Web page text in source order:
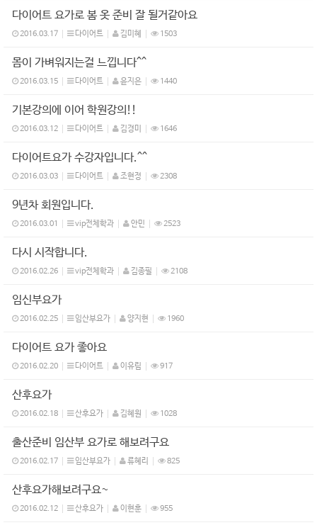
다이어트 요가로 봄 옷 준비 잘 될거같아요
2016.03.17 다이어트 김미혜 1503
몸이 가벼워지는걸 느낍니다^^
2016.03.15 다이어트 윤지은 1440
기본강의에 이어 학원강의!!
2016.03.12 다이어트 김경미 1646
다이어트요가 수강자입니다.^^
2016.03.03 다이어트 조현정 2308
9년차 회원입니다.
2016.03.01 vip전체학과 안민 2523
다시 시작합니다.
2016.02.26 vip전체학과 김종필 2108
임신부요가
2016.02.25 임산부요가 양지현 1960
다이어트 요가 좋아요
2016.02.20 다이어트 이유림 917
산후요가
2016.02.18 산후요가 김혜원 1028
출산준비 임산부 요가로 해보려구요
2016.02.17 임산부요가 류혜리 825
산후요가해보려구요~
2016.02.12 산후요가 이현훈 955